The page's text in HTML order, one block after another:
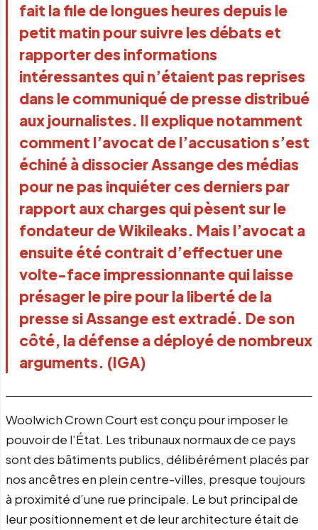
fait la file de longues heures depuis le
petit matin pour suivre les débats et
rapporter des informations
intéressantes qui n’étaient pas reprises
dans le communiqué de presse distribué
aux journalistes. Il explique notamment
comment l’avocat de l’accusation s’est
échiné à dissocier Assange des médias
pour ne pas inquiéter ces derniers par
rapport aux charges qui pèsent sur le
fondateur de Wikileaks. Mais l’avocat a
ensuite été contrait d’effectuer une
volte-face impressionnante qui laisse
présager le pire pour la liberté de la
presse si Assange est extradé. De son
côté, la défense a déployé de nombreux
arguments. (IGA)
Woolwich Crown Court est conçu pour imposer le
pouvoir de l’État. Les tribunaux normaux de ce pays
sont des bâtiments publics, délibérément placés par
nos ancêtres en plein centre-villes, presque toujours
à proximité d’une rue principale. Le but principal de
leur positionnement et de leur architecture était de